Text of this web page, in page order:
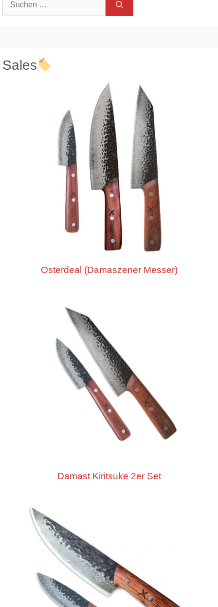
Sales
Osterdeal (Damaszener Messer)
Damast Kiritsuke 2er Set